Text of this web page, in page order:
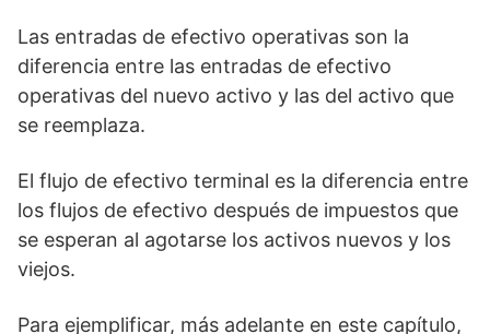
Las entradas de efectivo operativas son la
diferencia entre las entradas de efectivo
operativas del nuevo activo y las del activo que
se reemplaza.
El flujo de efectivo terminal es la diferencia entre
los flujos de efectivo después de impuestos que
se esperan al agotarse los activos nuevos y los
viejos.
Para ejemplificar, más adelante en este capítulo,